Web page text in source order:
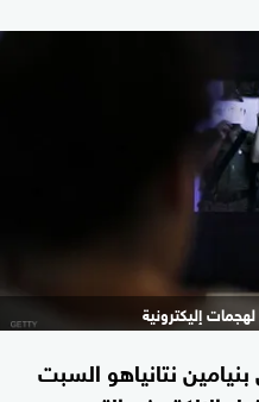
إليكترونية
نتانياهو السبت